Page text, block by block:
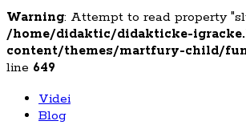
Warning: Attempt to read property
/home/didaktic/didakticke-
content/themes/martfury-child/
line 649
Videi
Blog